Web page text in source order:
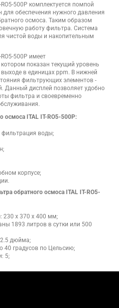
500P комплектуется помпой
обеспечения нужного давления
осмоса. Таким образом
работу фильтра. Система
чистой воды и накопительным
500P имеет
показан текущий уровень
в единицах ppm. В нижней
фильтрующих элементов -
Данный дисплей позволяет удобно
фильтра и своевременно
осмоса ITAL IT-RO5-500P:
фильтрация воды;
корпусе;
обратного осмоса ITAL IT-RO5-
230 x 370 x 400 мм;
1893 литров в сутки или 500
дюйма;
40 градусов по Цельсию;
5;